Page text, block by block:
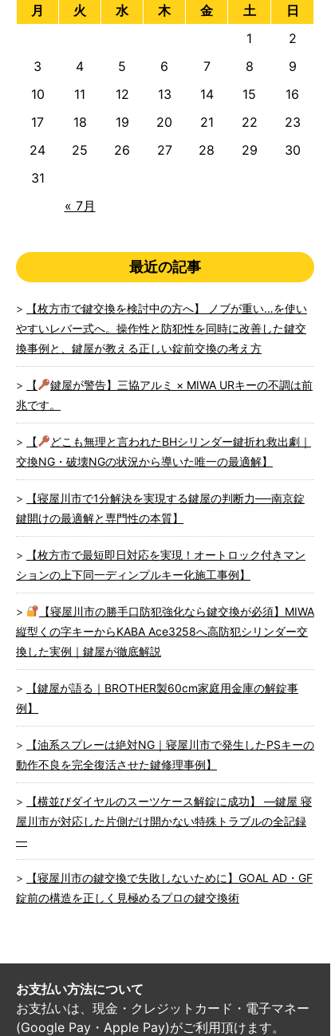
月
火 水 木 金 土 日
« 7月
1
2
3
4 5 6 7 8
9
10
11 12 13 14 15
16
17
18 19 20 21 22
23
24
25 26 27 28 29
30
31
最近の記事
【枚方市で鍵交換を検討中の方へ】 ノブが重い…を使い
やすいレバー式へ。操作性と防犯性を同時に改善した鍵交
換事例と、鍵屋が教える正しい錠前交換の考え方
【
鍵屋が警告】三協アルミ × MIWA URキーの不調は前
兆です。
【
どこも無理と言われたBHシリンダー鍵折れ救出劇｜
交換NG・破壊NGの状況から導いた唯一の最適解】
【寝屋川市で1分解決を実現する鍵屋の判断力──南京錠
鍵開けの最適解と専門性の本質】
【枚方市で最短即日対応を実現！オートロック付きマン
ションの上下同一ディンプルキー化施工事例】
【寝屋川市の勝手口防犯強化なら鍵交換が必須】MIWA
縦型くの字キーからKABA Ace3258へ高防犯シリンダー交
換した実例｜鍵屋が徹底解説
【鍵屋が語る｜BROTHER製60cm家庭用金庫の解錠事
例】
【油系スプレーは絶対NG｜寝屋川市で発生したPSキーの
動作不良を完全復活させた鍵修理事例】
【横並びダイヤルのスーツケース解錠に成功】 ―鍵屋 寝
屋川市が対応した片側だけ開かない特殊トラブルの全記録
―
【寝屋川市の鍵交換で失敗しないために】GOAL AD・GF
錠前の構造を正しく見極めるプロの鍵交換術
お支払い方法について
お支払いは、現金・クレジットカード・電子マネー
(Google Pay・Apple Pay)がご利用頂けます。